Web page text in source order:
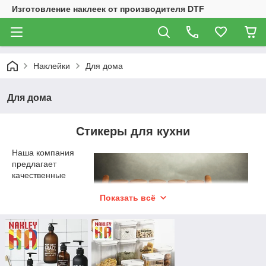
Изготовление наклеек от производителя DTF
Наклейки Для дома
Для дома
Стикеры для кухни
Наша компания
предлагает
качественные
цене. Это удобные
наклейки на кухню,
которые могут
использоваться
Показать всё